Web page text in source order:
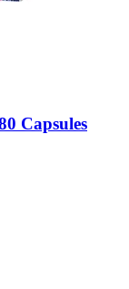
Capsules